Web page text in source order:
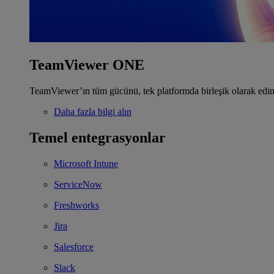
TeamViewer ONE
TeamViewer’ın tüm gücünü, tek platformda birleşik olarak
Daha fazla bilgi alın
Temel entegrasyonlar
Microsoft Intune
ServiceNow
Freshworks
Jira
Salesforce
Slack